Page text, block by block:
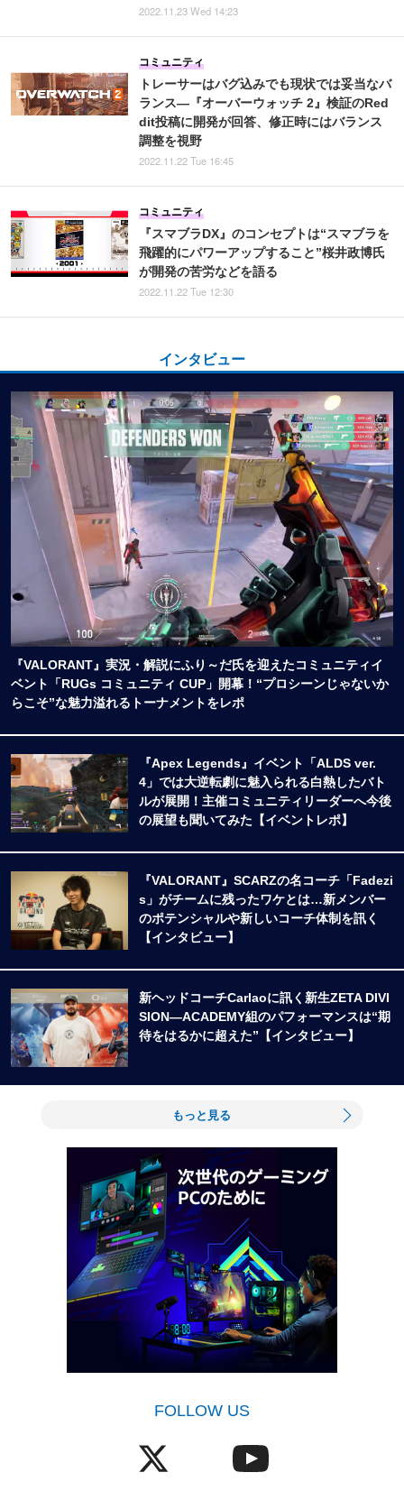
2022.11.23 Wed 14:23
トレーサーはバグ込みでも現状では妥当なバ
ランス―『オーバーウォッチ 2』検証のRed
dit投稿に開発が回答、修正時にはバランス
調整を視野
コミュニティ
2022.11.22 Tue 16:45
『スマブラDX』のコンセプトは“スマブラを
飛躍的にパワーアップすること”桜井政博氏
が開発の苦労などを語る
コミュニティ
2022.11.22 Tue 12:30
インタビュー
『VALORANT』実況・解説にふり～だ氏を迎えたコミュニティイ
ベント「RUGs コミュニティ CUP」開幕！“プロシーンじゃないか
らこそ”な魅力溢れるトーナメントをレポ
『Apex Legends』イベント「ALDS ver.
4」では大逆転劇に魅入られる白熱したバト
ルが展開！主催コミュニティリーダーへ今後
の展望も聞いてみた【イベントレポ】
『VALORANT』SCARZの名コーチ「Fadezi
s」がチームに残ったワケとは…新メンバー
のポテンシャルや新しいコーチ体制を訊く
【インタビュー】
新ヘッドコーチCarlaoに訊く新生ZETA DIVI
SION―ACADEMY組のパフォーマンスは“期
待をはるかに超えた”【インタビュー】
もっと見る
FOLLOW US